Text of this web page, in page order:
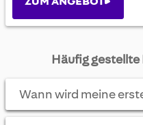
Häufig gestellte
Wann wird meine